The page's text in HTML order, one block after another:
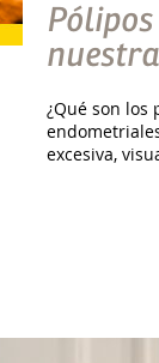
¿Qué son los
excesiva,